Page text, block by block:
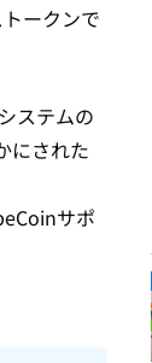
ークンで
ステムの
にされた
サポ